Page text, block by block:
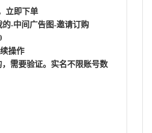
立即下单
的-中间广告图-邀请订购
操作
需要验证。实名不限账号数